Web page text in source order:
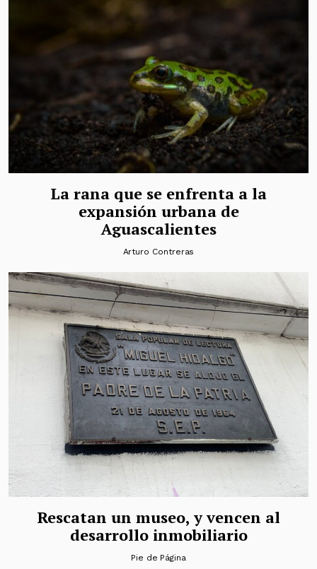
La rana que se enfrenta a la
expansión urbana de
Aguascalientes
Arturo Contreras
Rescatan un museo, y vencen al
desarrollo inmobiliario
Pie de Página